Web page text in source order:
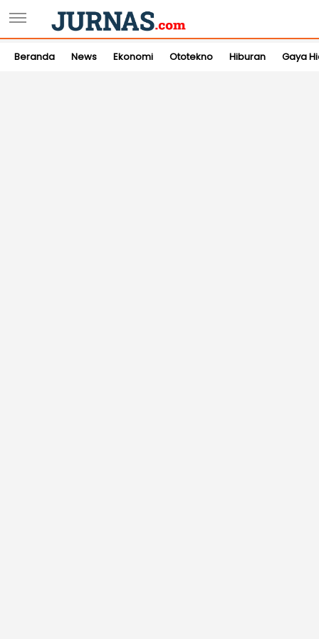
Beranda News Ekonomi Ototekno Hiburan Gaya